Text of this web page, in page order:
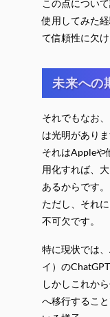
この点につい
使用してみた
て信頼性に欠け
未来への
それでもなお
は光明がありま
それはAppleや
用化すれば、
あるからです。
ただし、それ
不可欠です。
特に現状では
イ）の
しかしこれか
へ移行するこ